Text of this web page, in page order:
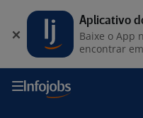
Aplicativo
Baixe o App
encontrar